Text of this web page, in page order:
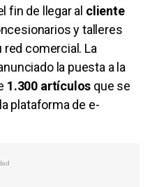
fin de llegar al cliente
y talleres
red comercial. La
la puesta a la
1.300 artículos que se
plataforma de e-